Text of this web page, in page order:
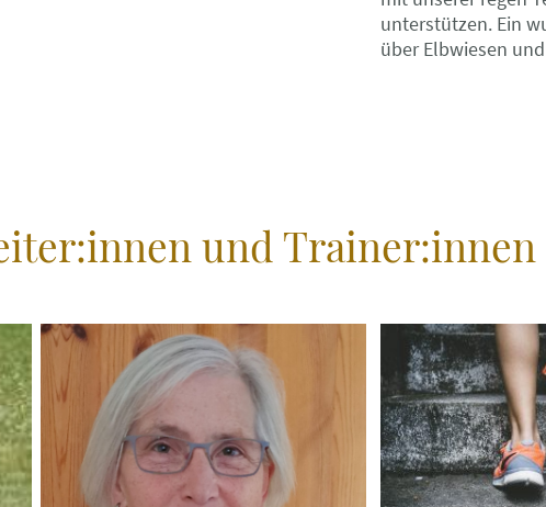
unterstützen. Ein
über Elbwiesen
und Trainer:innen